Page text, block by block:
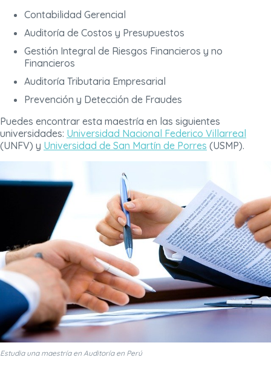
Contabilidad Gerencial
Auditoría de Costos y Presupuestos
Gestión Integral de Riesgos Financieros y no
Financieros
Auditoría Tributaria Empresarial
Prevención y Detección de Fraudes
Puedes encontrar esta maestría en las siguientes
universidades: Universidad Nacional Federico Villarreal
(UNFV) y Universidad de San Martín de Porres (USMP).
Estudia una maestría en Auditoría en Perú